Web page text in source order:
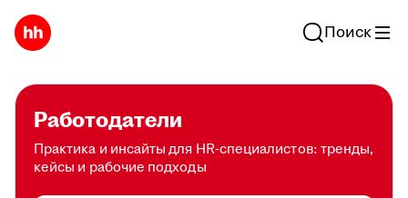
Поиск
Работодатели
Практика и инсайты для HR-специалистов: тренды,
кейсы и рабочие подходы